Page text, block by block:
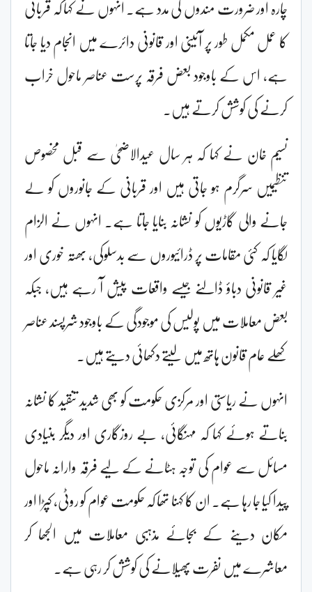
چارہ اور ضرورت مندوں کی مدد ہے۔ انہوں نے کہا کہ قربانی
کا عمل مکمل طور پر آئینی اور قانونی دائرے میں انجام دیا جاتا
ہے، اس کے باوجود بعض فرقہ پرست عناصر ماحول خراب
کرنے کی کوشش کرتے ہیں۔
نسیم خان نے کہا کہ ہر سال عیدالاضحیٰ سے قبل مخصوص
تنظیمیں سرگرم ہو جاتی ہیں اور قربانی کے جانوروں کو لے
جانے والی گاڑیوں کو نشانہ بنایا جاتا ہے۔ انہوں نے الزام
لگایا کہ کئی مقامات پر ڈرائیوروں سے بدسلوکی، بھتہ خوری اور
غیر قانونی دباؤ ڈالنے جیسے واقعات پیش آ رہے ہیں، جبکہ
بعض معاملات میں پولیس کی موجودگی کے باوجود شرپسند عناصر
کھلے عام قانون ہاتھ میں لیتے دکھائی دیتے ہیں۔
انہوں نے ریاستی اور مرکزی حکومت کو بھی شدید تنقید کا نشانہ
بناتے ہوئے کہا کہ مہنگائی، بے روزگاری اور دیگر بنیادی
مسائل سے عوام کی توجہ ہٹانے کے لیے فرقہ وارانہ ماحول
پیدا کیا جا رہا ہے۔ ان کا کہنا تھا کہ حکومت عوام کو روٹی، کپڑا اور
مکان دینے کے بجائے مذہبی معاملات میں الجھا کر
معاشرے میں نفرت پھیلانے کی کوشش کر رہی ہے۔